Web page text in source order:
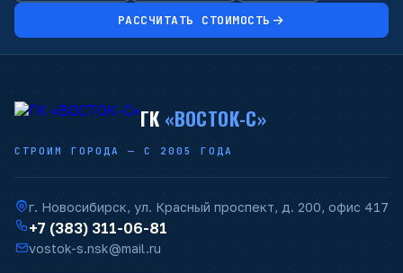
РАССЧИТАТЬ СТОИМОСТЬ
ГК «ВОСТОК-С»
СТРОИМ ГОРОДА — С 2005 ГОДА
г. Новосибирск, ул. Красный проспект, д. 200, офис 417
+7 (383) 311-06-81
vostok-s.nsk@mail.ru